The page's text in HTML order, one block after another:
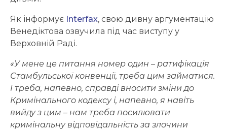
Як інформує Interfax, свою дивну аргументацію
Венедіктова озвучила під час виступу у
Верховній Раді.
«У мене це питання номер один – ратифікація
Стамбульської конвенції, треба цим займатися.
І треба, напевно, справді вносити зміни до
Кримінального кодексу і, напевно, я навіть
вийду з цим – нам треба посилювати
кримінальну відповідальність за злочини